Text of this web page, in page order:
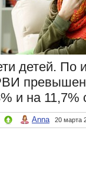
детей. По
превышен
и на 11,7%
Anna 20 марта